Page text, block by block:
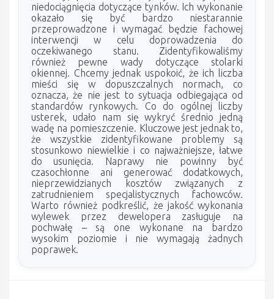
niedociągnięcia dotyczące tynków. Ich wykonanie
okazało się być bardzo niestarannie
przeprowadzone i wymagać będzie fachowej
interwencji w celu doprowadzenia do
oczekiwanego stanu. Zidentyfikowaliśmy
również pewne wady dotyczące stolarki
okiennej. Chcemy jednak uspokoić, że ich liczba
mieści się w dopuszczalnych normach, co
oznacza, że nie jest to sytuacja odbiegająca od
standardów rynkowych. Co do ogólnej liczby
usterek, udało nam się wykryć średnio jedną
wadę na pomieszczenie. Kluczowe jest jednak to,
że wszystkie zidentyfikowane problemy są
stosunkowo niewielkie i co najważniejsze, łatwe
do usunięcia. Naprawy nie powinny być
czasochłonne ani generować dodatkowych,
nieprzewidzianych kosztów związanych z
zatrudnieniem specjalistycznych fachowców.
Warto również podkreślić, że jakość wykonania
wylewek przez dewelopera zasługuje na
pochwałę – są one wykonane na bardzo
wysokim poziomie i nie wymagają żadnych
poprawek.